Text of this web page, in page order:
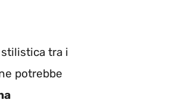
tra i
potrebbe